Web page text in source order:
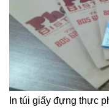
In túi giấy đựng thực